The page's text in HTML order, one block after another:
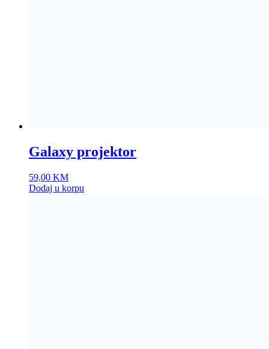
Galaxy projektor
59,00 KM
Dodaj u korpu